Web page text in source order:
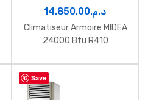
د.م.14.850,00
Climatiseur Armoire MIDEA
24000 Btu R410
Save